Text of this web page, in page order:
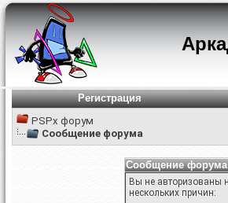
Регистрация
PSPx форум
Сообщение форума
Сообщение форума
Вы не авторизованы
нескольких причин: